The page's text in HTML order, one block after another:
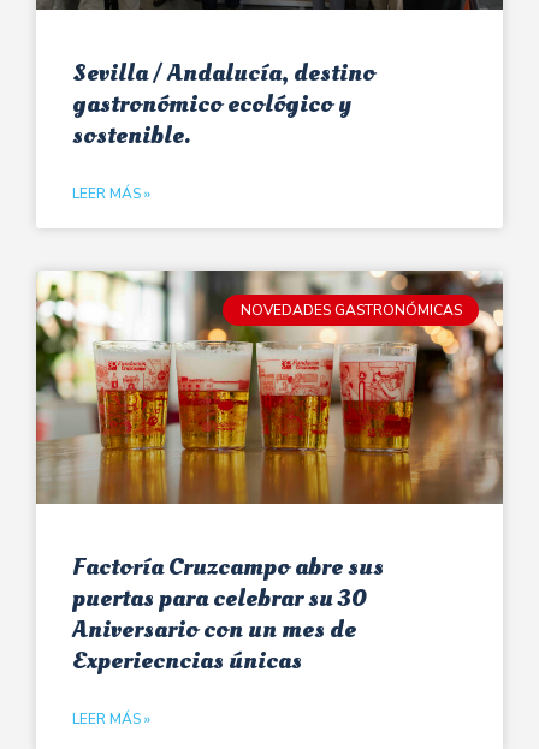
Sevilla / Andalucía, destino
gastronómico ecológico y
sostenible.
LEER MÁS »
NOVEDADES GASTRONÓMICAS
Factoría Cruzcampo abre sus
puertas para celebrar su 30
Aniversario con un mes de
Experiecncias únicas
LEER MÁS »